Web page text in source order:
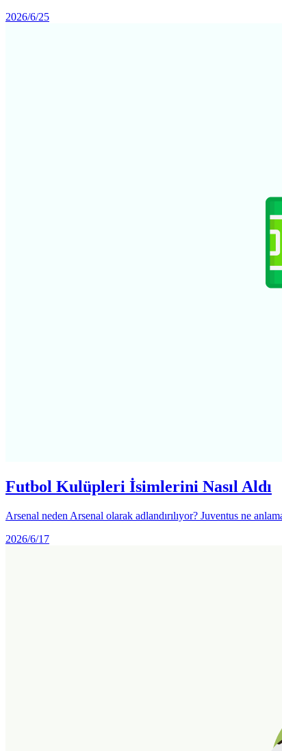
2026/6/25
Futbol Kulüpleri İsimlerini Nasıl Aldı
Arsenal neden Arsenal olarak adlandırılıyor? Juventus ne
2026/6/17